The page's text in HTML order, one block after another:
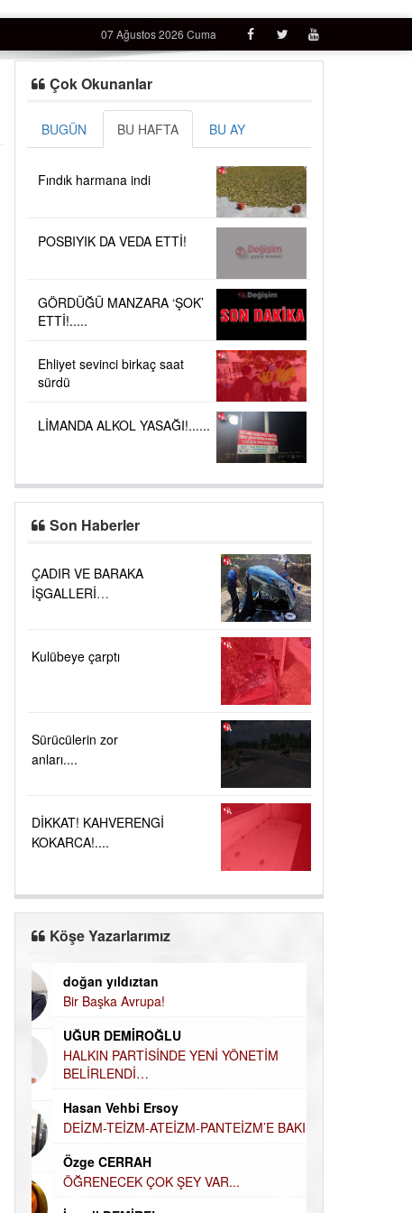
07 Ağustos 2026 Cuma
Çok Okunanlar
BUGÜN BU HAFTA BU AY
Fındık harmana indi
POSBIYIK DA VEDA ETTİ!
GÖRDÜĞÜ MANZARA ‘ŞOK’
ETTİ!.....
Ehliyet sevinci birkaç saat
sürdü
LİMANDA ALKOL YASAĞI!......
Son Haberler
ÇADIR VE BARAKA
İŞGALLERİ
Kulübeye çarptı
Sürücülerin zor
anları....
DİKKAT! KAHVERENGİ
KOKARCA!....
Köşe Yazarlarımız
doğan yıldıztan
Bir Başka Avrupa!
UĞUR DEMİROĞLU
HALKIN PARTİSİNDE YENİ YÖNETİM
Hasan Vehbi Ersoy
DEİZM-TEİZM-ATEİZM-PANTEİZM’E BAKIŞ
Özge CERRAH
ÖĞRENECEK ÇOK ŞEY VAR...